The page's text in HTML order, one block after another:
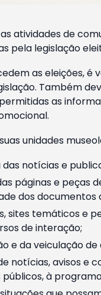
atividades de
pela legislação
as eleições, é
Também
as
unidades
notícias e
páginas e peças
dos
sites temáticos e
de interação;
e da veiculação
notícias, avisos e
à